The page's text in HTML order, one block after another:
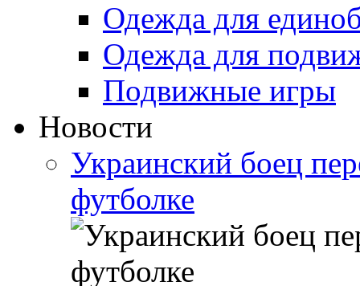
Одежда для
Одежда для
Подвижные игры
Новости
Украинский боец
футболке